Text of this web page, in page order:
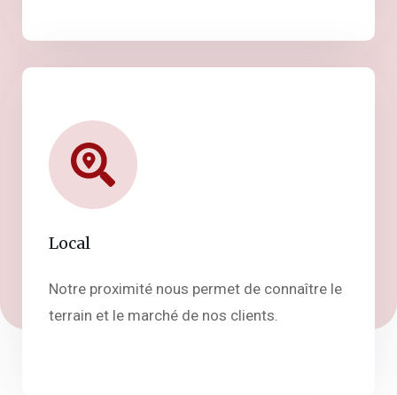
Local
Notre proximité nous permet de connaître le
terrain et le marché de nos clients.